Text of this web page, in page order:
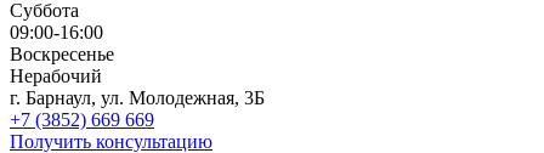
Суббота
09:00-16:00
Воскресенье
Нерабочий
г. Барнаул, ул. Молодежная, 3Б
+7 (3852) 669 669
Получить консультацию